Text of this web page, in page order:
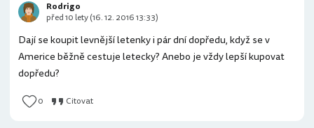
Dají se koupit levnější letenky i pár dní dopředu, když se v
Americe běžně cestuje letecky? Anebo je vždy lepší kupovat
dopředu?
0 Citovat
Rodrigo
před 10 lety (16. 12. 2016 13:33)